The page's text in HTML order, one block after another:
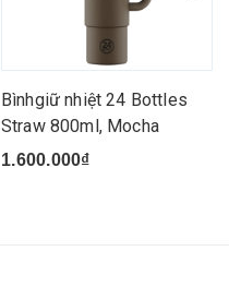
Bìnhgiữ nhiệt 24 Bottles
Straw 800ml, Mocha
1.600.000₫